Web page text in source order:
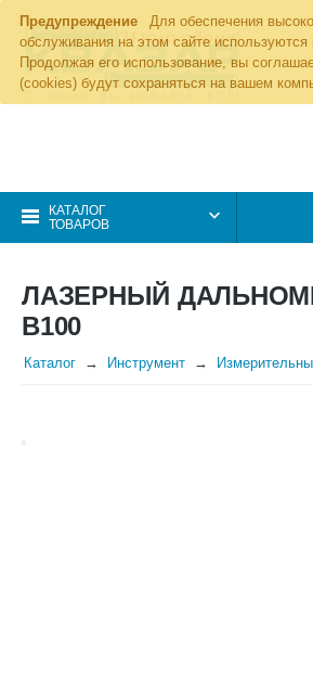
Предупреждение
Для обеспечения
обслуживания на этом сайте используются
Продолжая его использование, вы
(cookies) будут сохраняться на вашем
КАТАЛОГ
ТОВАРОВ
ЛАЗЕРНЫЙ
B100
Каталог Инструмент